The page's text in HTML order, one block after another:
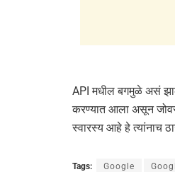
API मधील बगमुळे असं
करण्यात आला असून
स्वारस्य आहे हे त्यांनाच
Tags: Google